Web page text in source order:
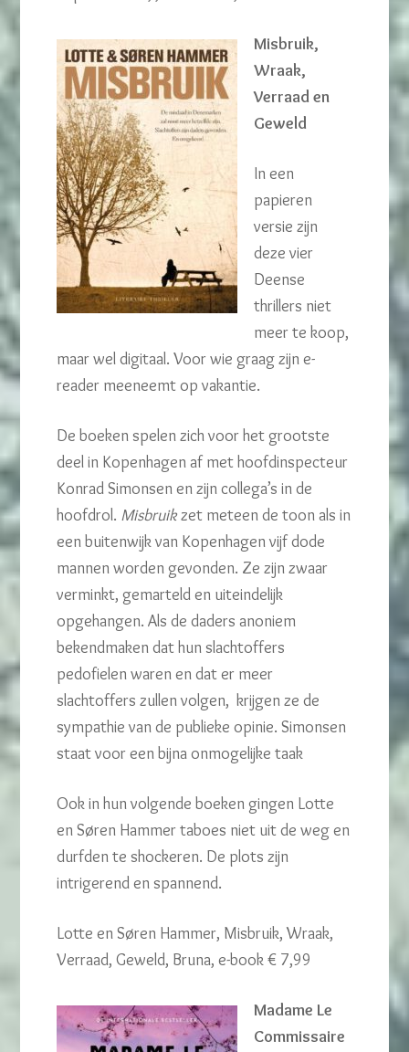
Misbruik,
Wraak,
Verraad en
Geweld
In een
papieren
versie zijn
deze vier
Deense
thrillers niet
meer te koop,
maar wel digitaal. Voor wie graag zijn e-
reader meeneemt op vakantie.
De boeken spelen zich voor het grootste
deel in Kopenhagen af met hoofdinspecteur
Konrad Simonsen en zijn collega’s in de
hoofdrol. Misbruikzet meteen de toon als in
een buitenwijk van Kopenhagen vijf dode
mannen worden gevonden. Ze zijn zwaar
verminkt, gemarteld en uiteindelijk
opgehangen. Als de daders anoniem
bekendmaken dat hun slachtoffers
pedofielen waren en dat er meer
slachtoffers zullen volgen, krijgen ze de
sympathie van de publieke opinie. Simonsen
staat voor een bijna onmogelijke taak
Ook in hun volgende boeken gingen Lotte
en Søren Hammer taboes niet uit de weg en
durfden te shockeren. De plots zijn
intrigerend en spannend.
Lotte en Søren Hammer, Misbruik, Wraak,
Verraad, Geweld, Bruna, e-book € 7,99
Madame Le
Commissaire